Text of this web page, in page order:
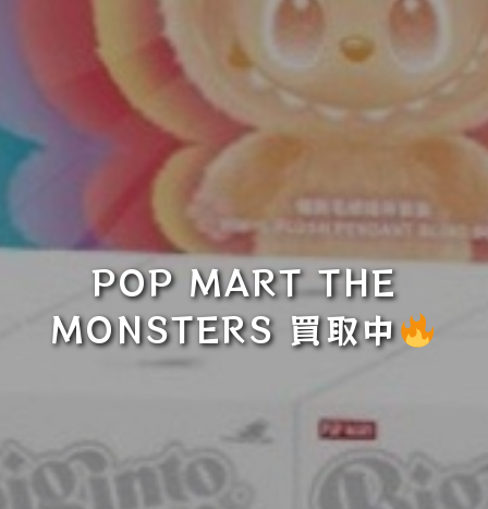
POP MART THE
MONSTERS 買取中